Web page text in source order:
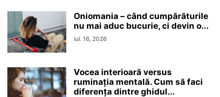
Oniomania – când cumpărăturile
nu mai aduc bucurie, ci devin o...
iul. 16, 2026
Vocea interioară versus
ruminaţia mentală. Cum să faci
diferența dintre ghidul...